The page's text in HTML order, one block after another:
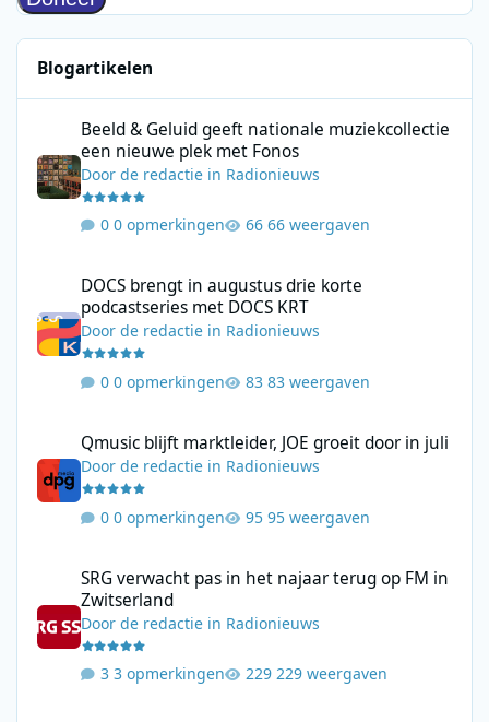
Blogartikelen
Beeld & Geluid geeft nationale muziekcollectie
een nieuwe plek met Fonos
Doorde redactie in Radionieuws
0 opmerkingen 66 weergaven
DOCS brengt in augustus drie korte
podcastseries met DOCS KRT
Doorde redactie in Radionieuws
0 opmerkingen 83 weergaven
Qmusic blijft marktleider, JOE groeit door in juli
Doorde redactie in Radionieuws
0 opmerkingen 95 weergaven
SRG verwacht pas in het najaar terug op FM in
Zwitserland
Doorde redactie in Radionieuws
3 opmerkingen 229 weergaven